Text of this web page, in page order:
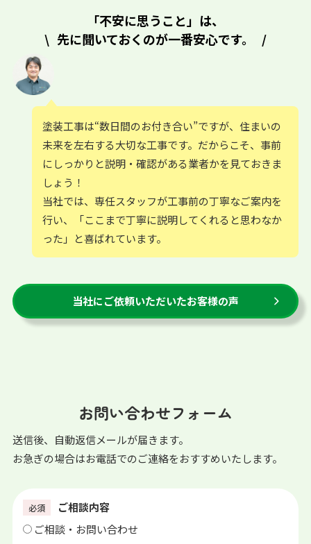
「不安に思うこと」は、
先に聞いておくのが一番安心です。
塗装工事は“数日間のお付き合い”ですが、住まいの
未来を左右する大切な工事です。 だからこそ、事前
にしっかりと説明・確認がある業者かを見ておきま
しょう！
当社では、専任スタッフが工事前の丁寧なご案内を
行い、「ここまで丁寧に説明してくれると思わなか
った」と喜ばれています。
当社にご依頼いただいたお客様の声
お問い合わせフォーム
送信後、自動返信メールが届きます。
お急ぎの場合はお電話でのご連絡をおすすめいたします。
必須
ご相談内容
ご相談・お問い合わせ